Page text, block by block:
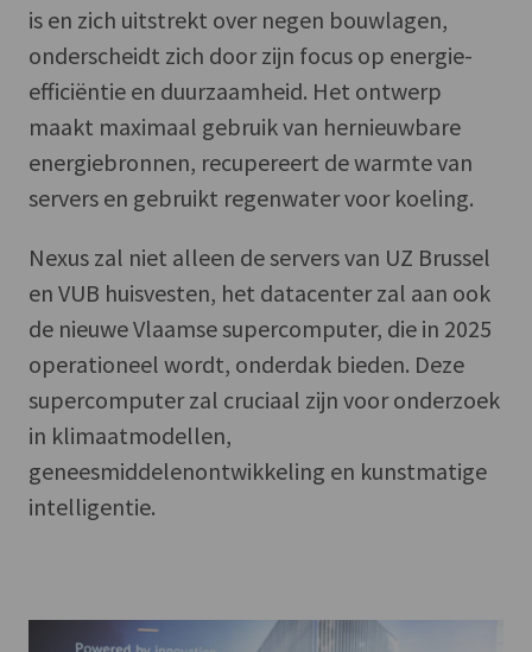
is en zich uitstrekt over negen bouwlagen,
onderscheidt zich door zijn focus op energie-
efficiëntie en duurzaamheid. Het ontwerp
maakt maximaal gebruik van hernieuwbare
energiebronnen, recupereert de warmte van
servers en gebruikt regenwater voor koeling.
Nexus zal niet alleen de servers van UZ Brussel
en VUB huisvesten, het datacenter zal aan ook
de nieuwe Vlaamse supercomputer, die in 2025
operationeel wordt, onderdak bieden. Deze
supercomputer zal cruciaal zijn voor onderzoek
in klimaatmodellen,
geneesmiddelenontwikkeling en kunstmatige
intelligentie.